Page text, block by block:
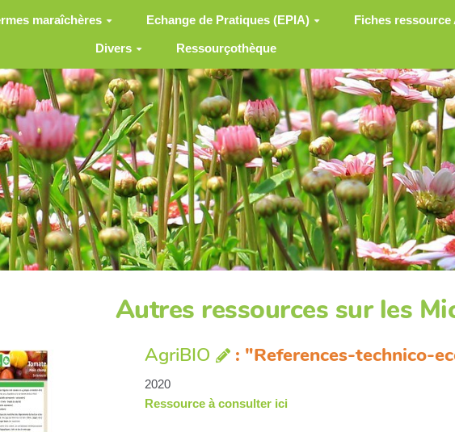
maraîchères Echange de Pratiques (EPIA) Fiches
Divers Ressourçothèque
Autres ressources sur les
AgriBIO : "References-technico-
2020
Ressource à consulter ici